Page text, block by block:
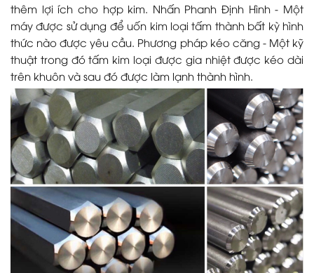
thêm lợi ích cho hợp kim. Nhấn Phanh Định Hình - Một
máy được sử dụng để uốn kim loại tấm thành bất kỳ hình
thức nào được yêu cầu. Phương pháp kéo căng - Một kỹ
thuật trong đó tấm kim loại được gia nhiệt được kéo dài
trên khuôn và sau đó được làm lạnh thành hình.